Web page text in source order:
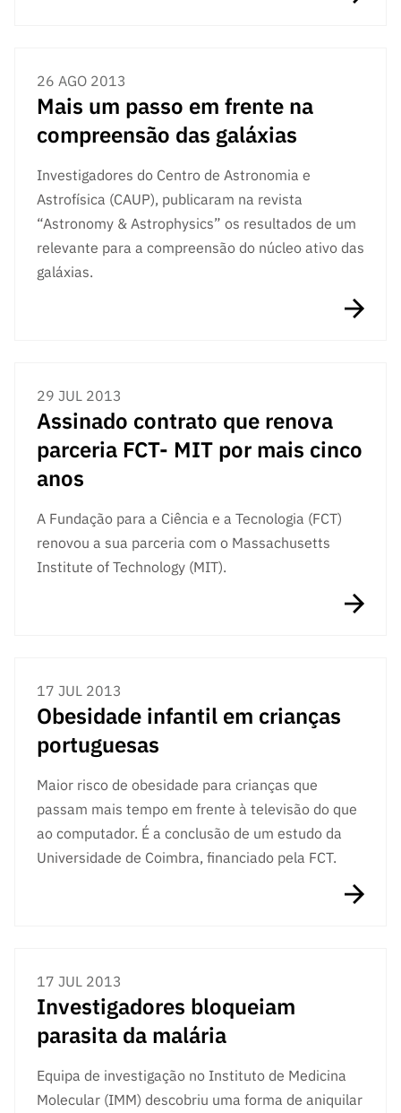
26 AGO 2013
Mais um passo em frente na
compreensão das galáxias
Investigadores do Centro de Astronomia e
Astrofísica (CAUP), publicaram na revista
“Astronomy & Astrophysics” os resultados de um
relevante para a compreensão do núcleo ativo das
galáxias.
29 JUL 2013
Assinado contrato que renova
parceria FCT- MIT por mais cinco
anos
A Fundação para a Ciência e a Tecnologia (FCT)
renovou a sua parceria com o Massachusetts
Institute of Technology (MIT).
17 JUL 2013
Obesidade infantil em crianças
portuguesas
Maior risco de obesidade para crianças que
passam mais tempo em frente à televisão do que
ao computador. É a conclusão de um estudo da
Universidade de Coimbra, financiado pela FCT.
17 JUL 2013
Investigadores bloqueiam
parasita da malária
Equipa de investigação no Instituto de Medicina
Molecular (IMM) descobriu uma forma de aniquilar